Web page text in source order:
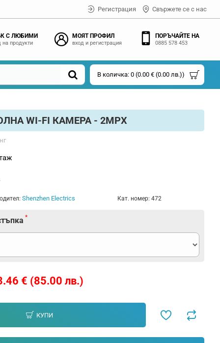
Регистрация Свържете се с нас
С ЛЮБИМИ
на продукти
МОЯТ ПРОФИЛ
вход и регистрация
ПОРЪЧАЙТЕ НА
0885 578 453
В количка: 0 (0.00 € (0.00 лв.))
WI-FI КАМЕРА - 2MPX
Shenzhen Electrics Кат. номер: 472
€ (85.00 лв.)
КУПИ